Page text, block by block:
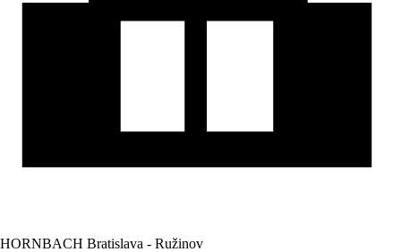
HORNBACH Bratislava - Ružinov